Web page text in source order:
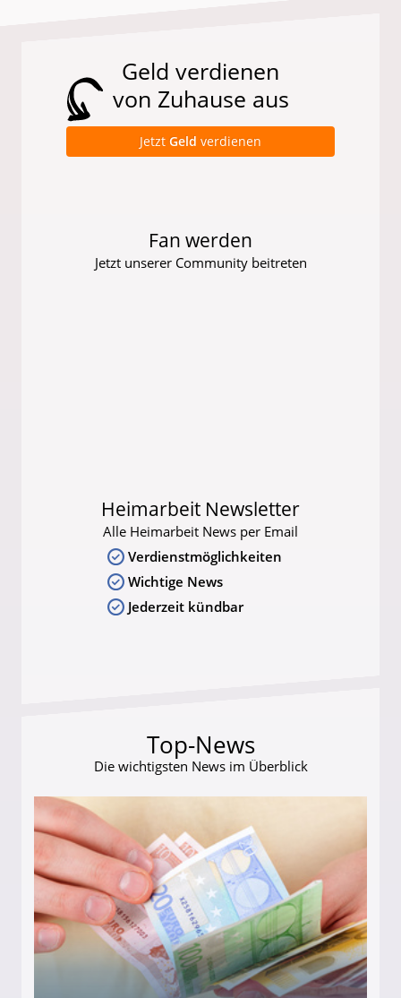
Geld verdienen
von Zuhause aus
Jetzt Geld verdienen
Fan werden
Jetzt unserer Community beitreten
Heimarbeit Newsletter
Alle Heimarbeit News per Email
Verdienstmöglichkeiten
Wichtige News
Jederzeit kündbar
Top-News
Die wichtigsten News im Überblick